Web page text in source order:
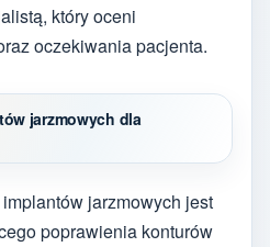
który oceni
oczekiwania pacjenta.
jarzmowych dla
jarzmowych jest
poprawienia konturów